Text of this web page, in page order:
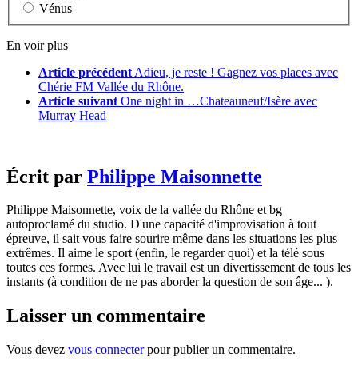
Vénus
En voir plus
Article précédent Adieu, je reste ! Gagnez vos places avec
Chérie FM Vallée du Rhône.
Article suivant One night in …Chateauneuf/Isère avec
Murray Head
Écrit par Philippe Maisonnette
Philippe Maisonnette, voix de la vallée du Rhône et bg
autoproclamé du studio. D'une capacité d'improvisation à tout
épreuve, il sait vous faire sourire même dans les situations les plus
extrêmes. Il aime le sport (enfin, le regarder quoi) et la télé sous
toutes ces formes. Avec lui le travail est un divertissement de tous les
instants (à condition de ne pas aborder la question de son âge... ).
Laisser un commentaire
Vous devez vous connecterpour publier un commentaire.